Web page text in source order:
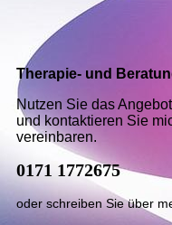
Therapie- und
Nutzen Sie das
und kontaktieren Sie
vereinbaren.
0171 1772675
oder schreiben Sie über